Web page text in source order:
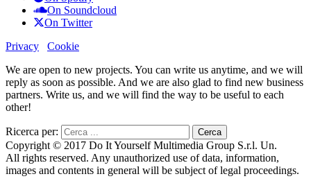
On Soundcloud
On Twitter
Privacy
Cookie
We are open to new projects. You can write us anytime, and we will
reply as soon as possible. And we are also glad to find new business
partners. Write us, and we will find the way to be useful to each
other!
Ricerca per:
Copyright © 2017 Do It Yourself Multimedia Group S.r.l. Un.
All rights reserved. Any unauthorized use of data, information,
images and contents in general will be subject of legal proceedings.